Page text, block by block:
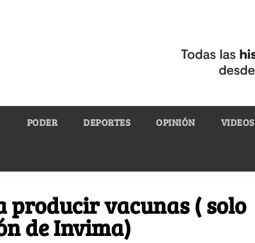
PODER DEPORTES OPINIÓN VIDEOS
producir vacunas ( solo
de Invima)